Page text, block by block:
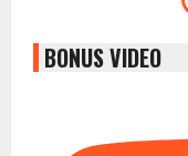
BONUS VIDEO